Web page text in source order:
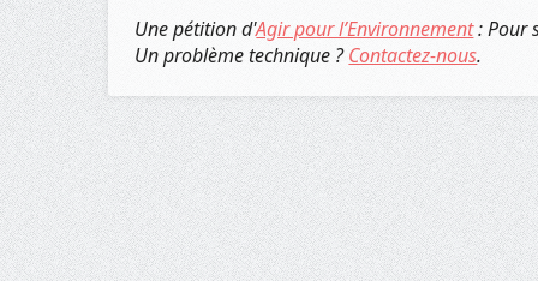
Une pétition d'Agir pour l’Environnement: Pour
Un problème technique ?Contactez-nous.